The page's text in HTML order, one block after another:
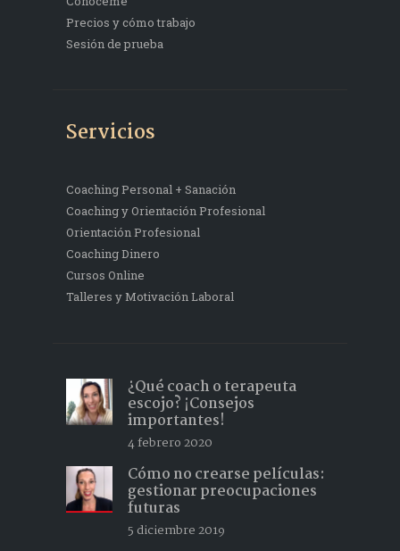
Precios y cómo trabajo
Sesión de prueba
Servicios
Coaching Personal + Sanación
Coaching y Orientación Profesional
Orientación Profesional
Coaching Dinero
Cursos Online
Talleres y Motivación Laboral
¿Qué coach o terapeuta
escojo? ¡Consejos
importantes!
4 febrero 2020
Cómo no crearse películas:
gestionar preocupaciones
futuras
5 diciembre 2019